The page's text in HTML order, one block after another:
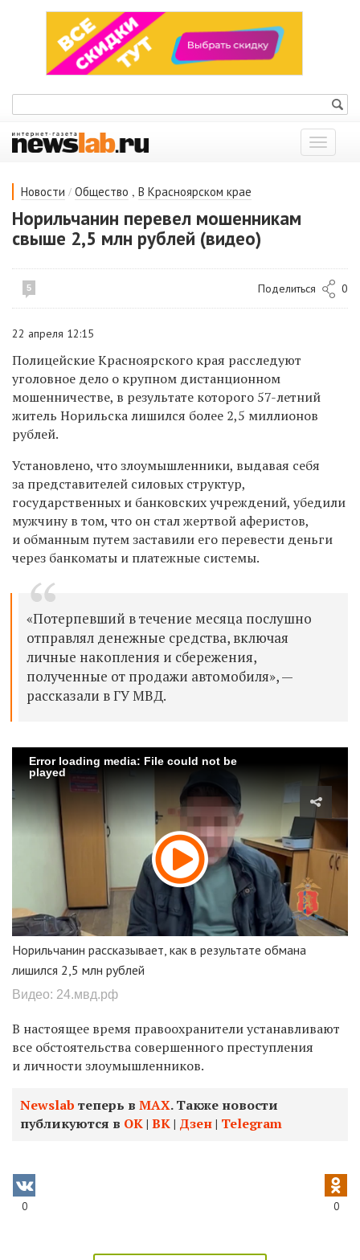
Показать
меню
Новости / Общество , В Красноярском крае
Норильчанин перевел мошенникам
свыше 2,5 млн рублей (видео)
5 Поделиться 0
22 апреля 12:15
Полицейские Красноярского края расследуют
уголовное дело о крупном дистанционном
мошенничестве, в результате которого 57-летний
житель Норильска лишился более 2,5 миллионов
рублей.
Установлено, что злоумышленники, выдавая себя
за представителей силовых структур,
государственных и банковских учреждений, убедили
мужчину в том, что он стал жертвой аферистов,
и обманным путем заставили его перевести деньги
через банкоматы и платежные системы.
«Потерпевший в течение месяца послушно
отправлял денежные средства, включая
личные накопления и сбережения,
полученные от продажи автомобиля», —
рассказали в ГУ МВД.
Error loading media: File could not be
played
Норильчанин рассказывает, как в результате обмана
лишился 2,5 млн рублей
Видео: 24.мвд.рф
В настоящее время правоохранители устанавливают
все обстоятельства совершенного преступления
и личности злоумышленников.
Newslab теперь в МАХ. Также новости
публикуются в ОК| ВК| Дзен| Telegram
0 0